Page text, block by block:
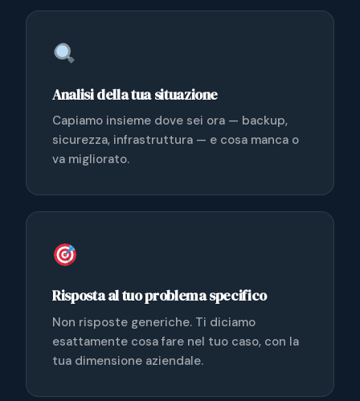
Analisi della tua situazione
Capiamo insieme dove sei ora — backup,
sicurezza, infrastruttura — e cosa manca o
va migliorato.
Risposta al tuo problema specifico
Non risposte generiche. Ti diciamo
esattamente cosa fare nel tuo caso, con la
tua dimensione aziendale.